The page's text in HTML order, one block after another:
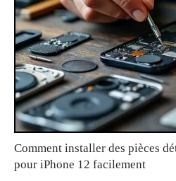
Comment installer des pièces
pour iPhone 12 facilement